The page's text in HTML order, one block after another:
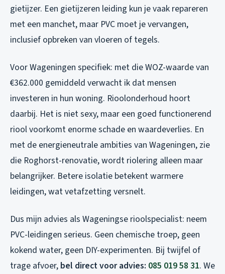
gietijzer. Een gietijzeren leiding kun je vaak repareren
met een manchet, maar PVC moet je vervangen,
inclusief opbreken van vloeren of tegels.
Voor Wageningen specifiek: met die WOZ-waarde van
€362.000 gemiddeld verwacht ik dat mensen
investeren in hun woning. Rioolonderhoud hoort
daarbij. Het is niet sexy, maar een goed functionerend
riool voorkomt enorme schade en waardeverlies. En
met de energieneutrale ambities van Wageningen, zie
die Roghorst-renovatie, wordt riolering alleen maar
belangrijker. Betere isolatie betekent warmere
leidingen, wat vetafzetting versnelt.
Dus mijn advies als Wageningse rioolspecialist: neem
PVC-leidingen serieus. Geen chemische troep, geen
kokend water, geen DIY-experimenten. Bij twijfel of
trage afvoer, bel direct voor advies: 085 019 58 31. We